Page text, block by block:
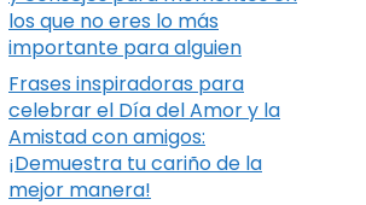
los que no eres lo más
importante para alguien
Frases inspiradoras para
celebrar el Día del Amor y la
Amistad con amigos:
¡Demuestra tu cariño de la
mejor manera!